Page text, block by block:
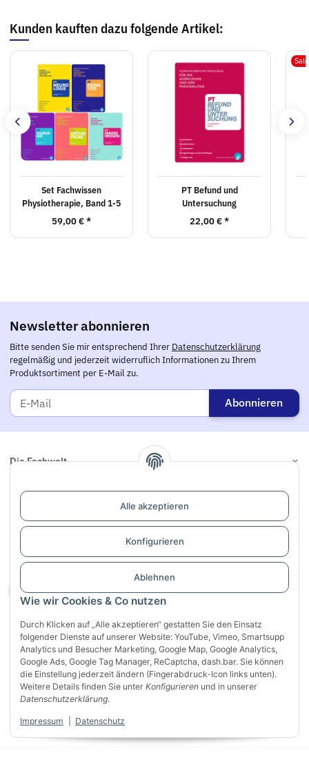
Wie wir Cookies & Co nutzen
Durch Klicken auf „Alle akzeptieren“ gestatten Sie den Einsatz
folgender Dienste auf unserer Website: YouTube, Vimeo, Smartsupp
Analytics und Besucher Marketing, Google Map, Google Analytics,
Google Ads, Google Tag Manager, ReCaptcha, dash.bar. Sie können
die Einstellung jederzeit ändern (Fingerabdruck-Icon links unten).
Weitere Details finden Sie unter Konfigurieren und in unserer
Datenschutzerklärung.
Impressum Datenschutz
Alle akzeptieren
Konfigurieren
Ablehnen
Kunden kauften dazu folgende Artikel:
Set Fachwissen
Physiotherapie, Band 1-5
59,00 €*
PT Befund und
Untersuchung
22,00 €*
Newsletter abonnieren
Bitte senden Sie mir entsprechend Ihrer Datenschutzerklärung
regelmäßig und jederzeit widerruflich Informationen zu Ihrem
Produktsortiment per E-Mail zu.
Abonnieren
Die Fachwelt
Informationen
Links
Support / Dialogaufnahme
Vertrag widerrufen
Sichere Zahlung mit:
VISA
Banküberweisung